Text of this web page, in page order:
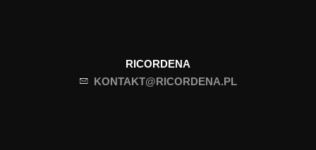
RICORDENA
KONTAKT@RICORDENA.PL